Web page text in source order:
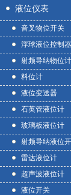
液位仪表
音叉物位开关
浮球液位控制器
射频导纳物位计
料位计
液位变送器
石英管液位计
玻璃板液位计
射频导纳液位
雷达液位计
超声波液位计
液位开关